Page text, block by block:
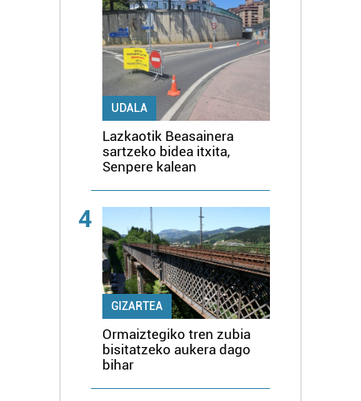
UDALA
Lazkaotik Beasainera
sartzeko bidea itxita,
Senpere kalean
4
GIZARTEA
Ormaiztegiko tren zubia
bisitatzeko aukera dago
bihar